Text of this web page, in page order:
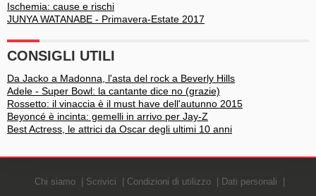
Ischemia: cause e rischi
JUNYA WATANABE - Primavera-Estate 2017
CONSIGLI UTILI
Da Jacko a Madonna, l'asta del rock a Beverly Hills
Adele - Super Bowl: la cantante dice no (grazie)
Rossetto: il vinaccia è il must have dell'autunno 2015
Beyoncé è incinta: gemelli in arrivo per Jay-Z
Best Actress, le attrici da Oscar degli ultimi 10 anni
Chi siamo Scrivici Condizioni di utilizzo
Dati personali